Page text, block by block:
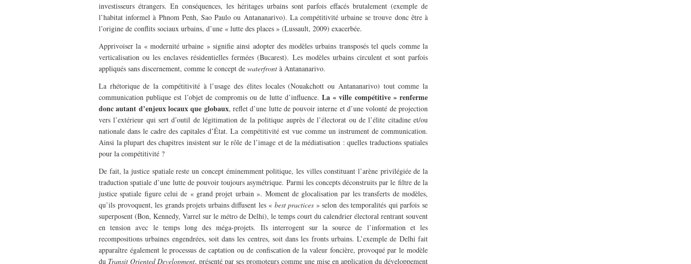
investisseurs étrangers. En conséquences, les héritages urbains sont parfois effacés brutalement (exemple de
l’habitat informel à Phnom Penh, Sao Paulo ou Antananarivo). La compétitivité urbaine se trouve donc être à
l’origine de conflits sociaux urbains, d’une « lutte des places » (Lussault, 2009) exacerbée.
Apprivoiser la « modernité urbaine » signifie ainsi adopter des modèles urbains transposés tel quels comme la
verticalisation ou les enclaves résidentielles fermées (Bucarest). Les modèles urbains circulent et sont parfois
appliqués sans discernement, comme le concept de waterfront à Antananarivo.
La rhétorique de la compétitivité à l’usage des élites locales (Nouakchott ou Antananarivo) tout comme la
communication publique est l’objet de compromis ou de lutte d’influence. La « ville compétitive » renferme
donc autant d’enjeux locaux que globaux, reflet d’une lutte de pouvoir interne et d’une volonté de projection
vers l’extérieur qui sert d’outil de légitimation de la politique auprès de l’électorat ou de l’élite citadine et/ou
nationale dans le cadre des capitales d’État. La compétitivité est vue comme un instrument de communication.
Ainsi la plupart des chapitres insistent sur le rôle de l’image et de la médiatisation : quelles traductions spatiales
pour la compétitivité ?
De fait, la justice spatiale reste un concept éminemment politique, les villes constituant l’arène privilégiée de la
traduction spatiale d’une lutte de pouvoir toujours asymétrique. Parmi les concepts déconstruits par le filtre de la
justice spatiale figure celui de « grand projet urbain ». Moment de glocalisation par les transferts de modèles,
qu’ils provoquent, les grands projets urbains diffusent les « best practices » selon des temporalités qui parfois se
superposent (Bon, Kennedy, Varrel sur le métro de Delhi), le temps court du calendrier électoral rentrant souvent
en tension avec le temps long des méga-projets. Ils interrogent sur la source de l’information et les
recompositions urbaines engendrées, soit dans les centres, soit dans les fronts urbains. L’exemple de Delhi fait
apparaître également le processus de captation ou de confiscation de la valeur foncière, provoqué par le modèle
du Transit Oriented Development, présenté par ses promoteurs comme une mise en application du développement